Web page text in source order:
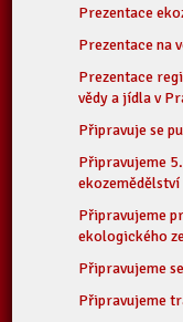
Prezentace
Prezentace na
Prezentace
vědy a jídla v
Připravuje se
Připravujeme
ekozemědělství
Připravujeme
ekologického
Připravujeme
Připravujeme